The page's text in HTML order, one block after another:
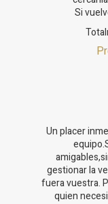
Si
Un placer
gestionar la
fuera vuestra.
quien